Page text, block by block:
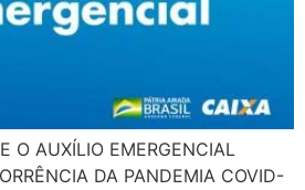
O AUXÍLIO EMERGENCIAL
DA PANDEMIA COVID-